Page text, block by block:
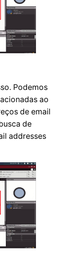
Podemos
ao
de email
de
addresses